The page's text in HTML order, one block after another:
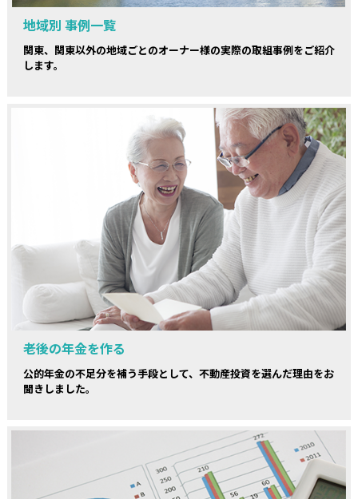
地域別 事例一覧
関東、関東以外の地域ごとのオーナー様の実際の取組事例をご紹介
します。
老後の年金を作る
公的年金の不足分を補う手段として、不動産投資を選んだ理由をお
聞きしました。